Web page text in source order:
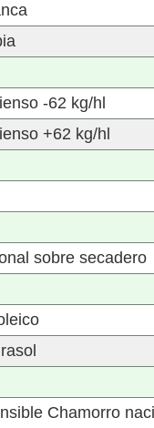
-62 kg/hl
+62 kg/hl
sobre secadero
Chamorro